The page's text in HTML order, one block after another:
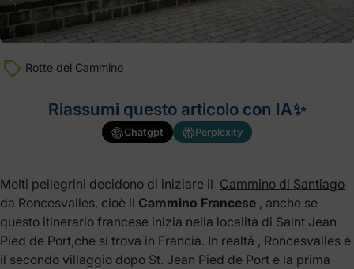
Rotte del Cammino
Riassumi questo articolo con IA✨
Chatgpt Perplexity
Molti pellegrini decidono di iniziare il Cammino di Santiago
da Roncesvalles, cioè il Cammino Francese , anche se
questo itinerario francese inizia nella località di Saint Jean
Pied de Port,che si trova in Francia. In realtá , Roncesvalles é
il secondo villaggio dopo St. Jean Pied de Port e la prima